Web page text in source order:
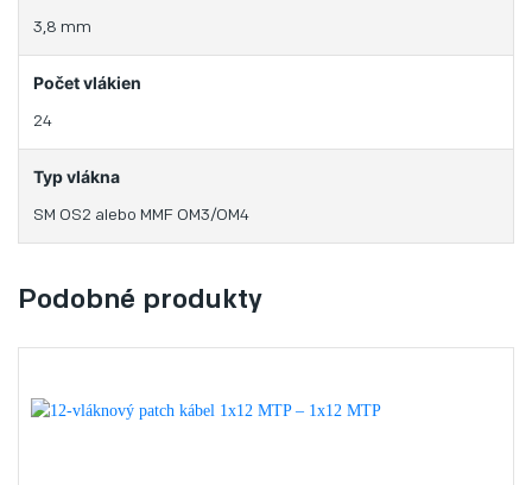
3,8 mm
Počet vlákien
24
Typ vlákna
SM OS2 alebo MMF OM3/OM4
Podobné produkty